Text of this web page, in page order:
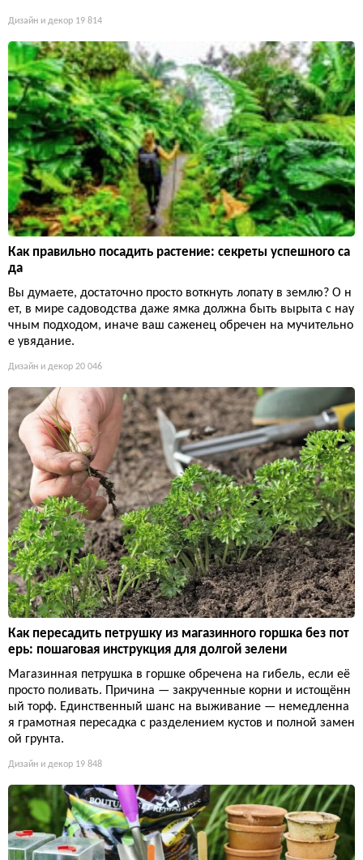
Дизайн и декор 19 814
Как правильно посадить растение: секреты успешного са
да
Вы думаете, достаточно просто воткнуть лопату в землю? О н
ет, в мире садоводства даже ямка должна быть вырыта с нау
чным подходом, иначе ваш саженец обречен на мучительно
е увядание.
Дизайн и декор 20 046
Как пересадить петрушку из магазинного горшка без пот
ерь: пошаговая инструкция для долгой зелени
Магазинная петрушка в горшке обречена на гибель, если её
просто поливать. Причина — закрученные корни и истощённ
ый торф. Единственный шанс на выживание — немедленна
я грамотная пересадка с разделением кустов и полной замен
ой грунта.
Дизайн и декор 19 848